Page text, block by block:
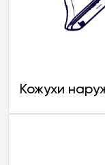
Кожухи